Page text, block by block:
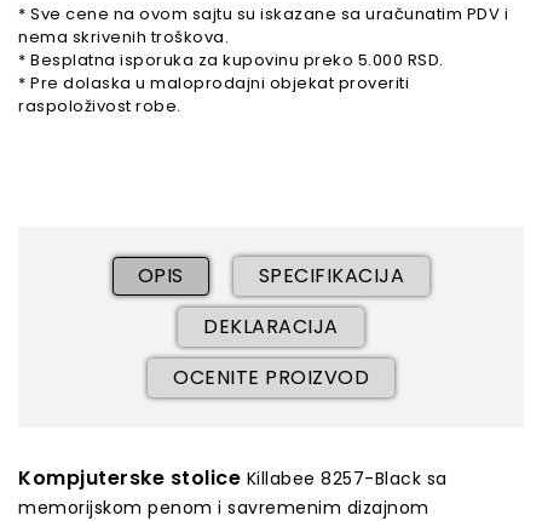
* Sve cene na ovom sajtu su iskazane sa uračunatim PDV i
nema skrivenih troškova.
* Besplatna isporuka za kupovinu preko 5.000 RSD.
* Pre dolaska u maloprodajni objekat proveriti
raspoloživost robe.
OPIS
SPECIFIKACIJA
DEKLARACIJA
OCENITE PROIZVOD
Kompjuterske stolice Killabee 8257-Black sa
memorijskom penom i savremenim dizajnom